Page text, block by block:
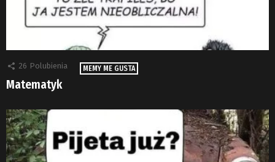
26 Polubienia MEMY ME GUSTA
Matematyk